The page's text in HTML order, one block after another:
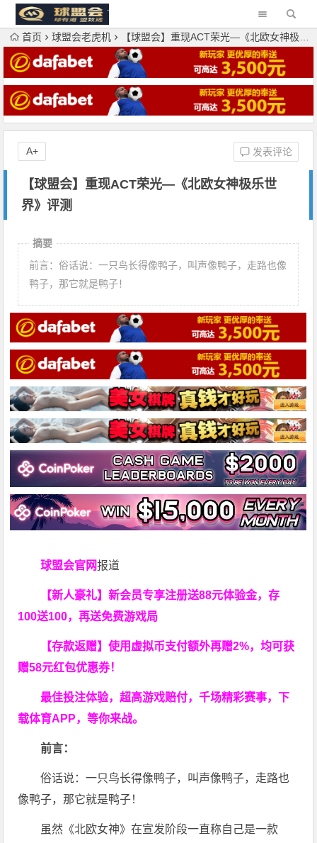
首页 球盟会老虎机 【球盟会】重现ACT荣光—《北欧女神极乐世界》评测
【球盟会】重现ACT荣光—《北欧女神极乐世
界》评测
发表评论
A+
摘要
前言：俗话说：一只鸟长得像鸭子，叫声像鸭子，走路也像
鸭子，那它就是鸭子！
球盟会官网报道
【新人豪礼】新会员专享注册送88元体验金，存
100送100，再送免费游戏局
【存款返赠】使用虚拟币支付额外再赠2%，均可获
赠58元红包优惠券！
最佳投注体验，超高游戏赔付，千场精彩赛事，下
载体育APP，等你来战。
前言：
俗话说：一只鸟长得像鸭子，叫声像鸭子，走路也
像鸭子，那它就是鸭子！
虽然《北欧女神》在宣发阶段一直称自己是一款